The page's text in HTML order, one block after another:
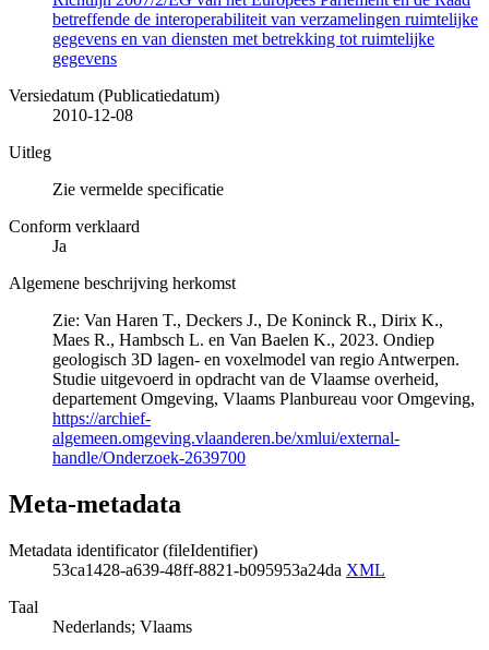
betreffende de interoperabiliteit van verzamelingen ruimtelijke
gegevens en van diensten met betrekking tot ruimtelijke
gegevens
Versiedatum (Publicatiedatum)
2010-12-08
Uitleg
Zie vermelde specificatie
Conform verklaard
Ja
Algemene beschrijving herkomst
Zie: Van Haren T., Deckers J., De Koninck R., Dirix K.,
Maes R., Hambsch L. en Van Baelen K., 2023. Ondiep
geologisch 3D lagen- en voxelmodel van regio Antwerpen.
Studie uitgevoerd in opdracht van de Vlaamse overheid,
departement Omgeving, Vlaams Planbureau voor Omgeving,
https://archief-
algemeen.omgeving.vlaanderen.be/xmlui/external-
handle/Onderzoek-2639700
Meta-metadata
Metadata identificator (fileIdentifier)
53ca1428-a639-48ff-8821-b095953a24da XML
Taal
Nederlands; Vlaams